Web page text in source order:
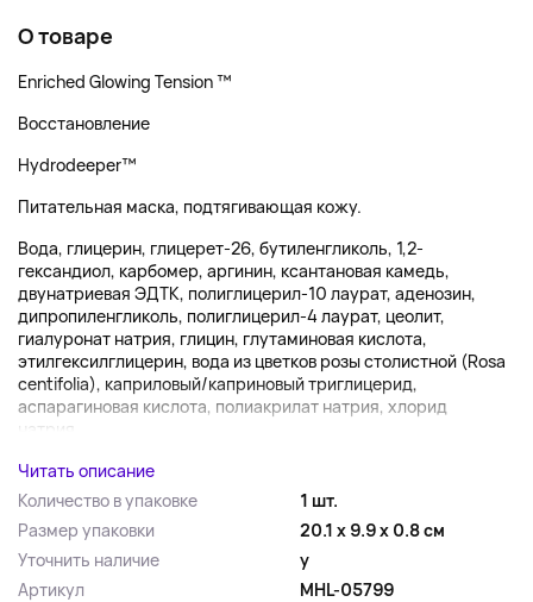
О товаре
Enriched Glowing Tension ™
Восстановление
Hydrodeeper™
Питательная маска, подтягивающая кожу.
Вода, глицерин, глицерет-26, бутиленгликоль, 1,2-
гександиол, карбомер, аргинин, ксантановая камедь,
двунатриевая ЭДТК, полиглицерил-10 лаурат, аденозин,
дипропиленгликоль, полиглицерил-4 лаурат, цеолит,
гиалуронат натрия, глицин, глутаминовая кислота,
этилгексилглицерин, вода из цветков розы столистной (Rosa
centifolia), каприловый/каприновый триглицерид,
аспарагиновая кислота, полиакрилат натрия, хлорид
натрия,...
Читать описание
Количество в упаковке
1 шт.
Размер упаковки
20.1 x 9.9 x 0.8 см
Уточнить наличие
y
Артикул
MHL-05799